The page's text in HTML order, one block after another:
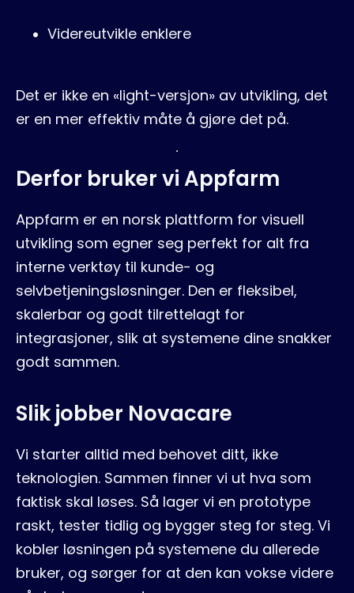
Videreutvikle enklere
Det er ikke en «light-versjon» av utvikling, det
er en mer effektiv måte å gjøre det på.
Derfor bruker vi Appfarm
Appfarm er en norsk plattform for visuell
utvikling som egner seg perfekt for alt fra
interne verktøy til kunde- og
selvbetjeningsløsninger. Den er fleksibel,
skalerbar og godt tilrettelagt for
integrasjoner, slik at systemene dine snakker
godt sammen.
Slik jobber Novacare
Vi starter alltid med behovet ditt, ikke
teknologien. Sammen finner vi ut hva som
faktisk skal løses. Så lager vi en prototype
raskt, tester tidlig og bygger steg for steg. Vi
kobler løsningen på systemene du allerede
bruker, og sørger for at den kan vokse videre